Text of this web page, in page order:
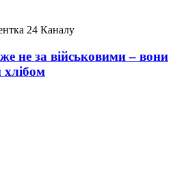
24 Каналу
не за військовими – вони